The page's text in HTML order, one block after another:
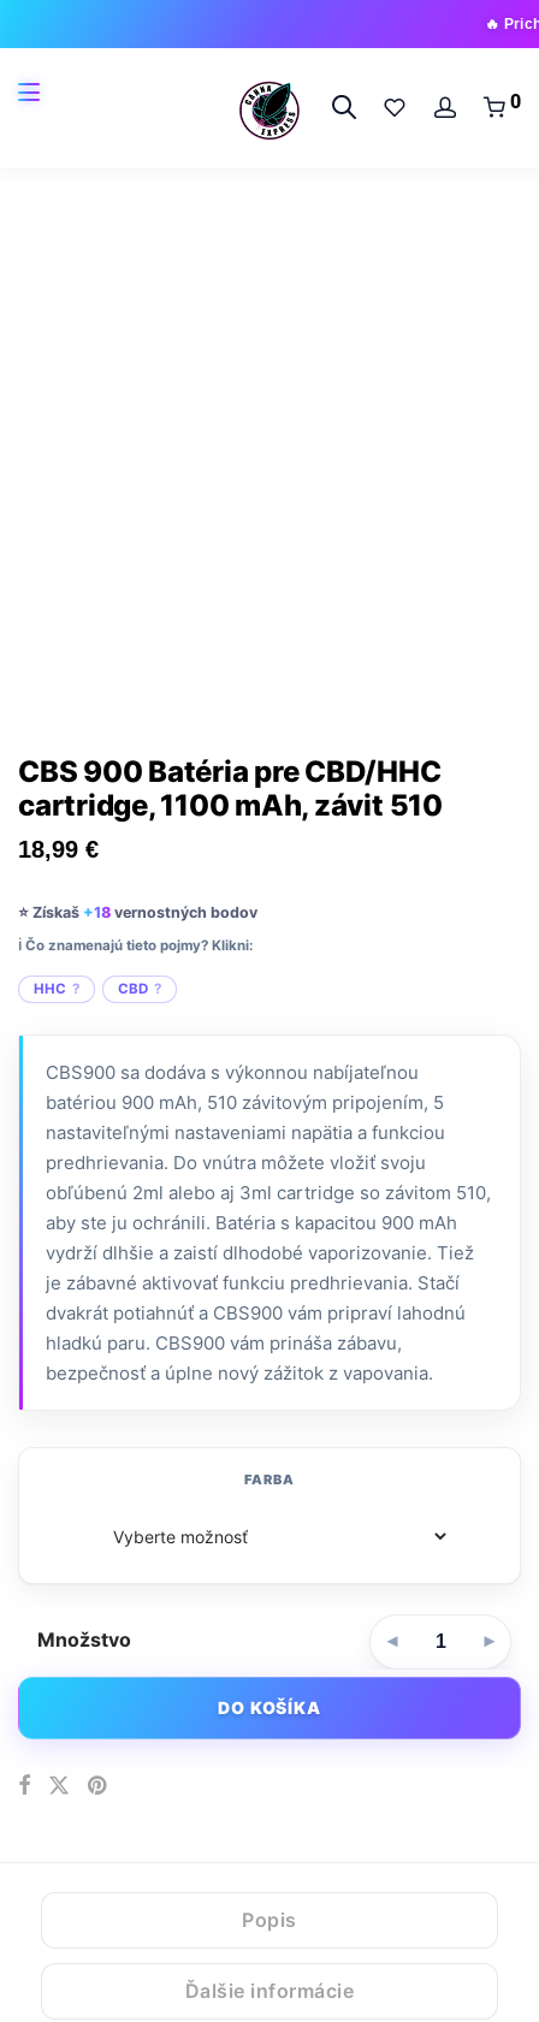
🔥 Prichádza
0
CBS 900 Batéria pre CBD/HHC
cartridge, 1100 mAh, závit 510
18,99 €
⭐ Získaš +18 vernostných bodov
ℹ️ Čo znamenajú tieto pojmy? Klikni:
HHC CBD
CBS900 sa dodáva s výkonnou nabíjateľnou
batériou 900 mAh, 510 závitovým pripojením, 5
nastaviteľnými nastaveniami napätia a funkciou
predhrievania. Do vnútra môžete vložiť svoju
obľúbenú 2ml alebo aj 3ml cartridge so závitom 510,
aby ste ju ochránili. Batéria s kapacitou 900 mAh
vydrží dlhšie a zaistí dlhodobé vaporizovanie. Tiež
je zábavné aktivovať funkciu predhrievania. Stačí
dvakrát potiahnúť a CBS900 vám pripraví lahodnú
hladkú paru. CBS900 vám prináša zábavu,
bezpečnosť a úplne nový zážitok z vapovania.
FARBA
Množstvo
DO KOŠÍKA
Popis
Ďalšie informácie